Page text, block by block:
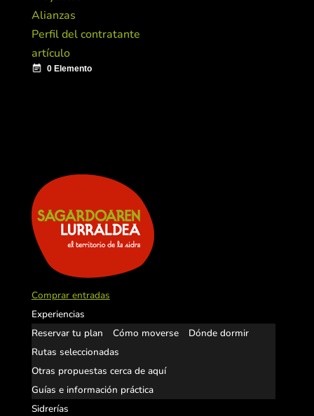
Alianzas
Perfil del contratante
artículo
Comprar entradas
Experiencias
Reservar tu plan
Cómo moverse
Dónde dormir
Rutas seleccionadas
Otras propuestas cerca de aquí
Guías e información práctica
Sidrerías